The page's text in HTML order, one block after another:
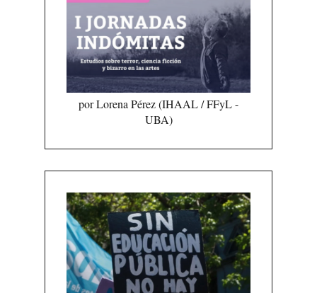
por Lorena Pérez (IHAAL / FFyL -
UBA)